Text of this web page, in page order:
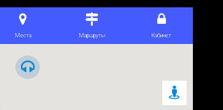
которая занималась исследованиями
К работе привлекли и известного
пригласил к участию в проекте своих
разработал проект той части моста,
объекта в действие, строили его